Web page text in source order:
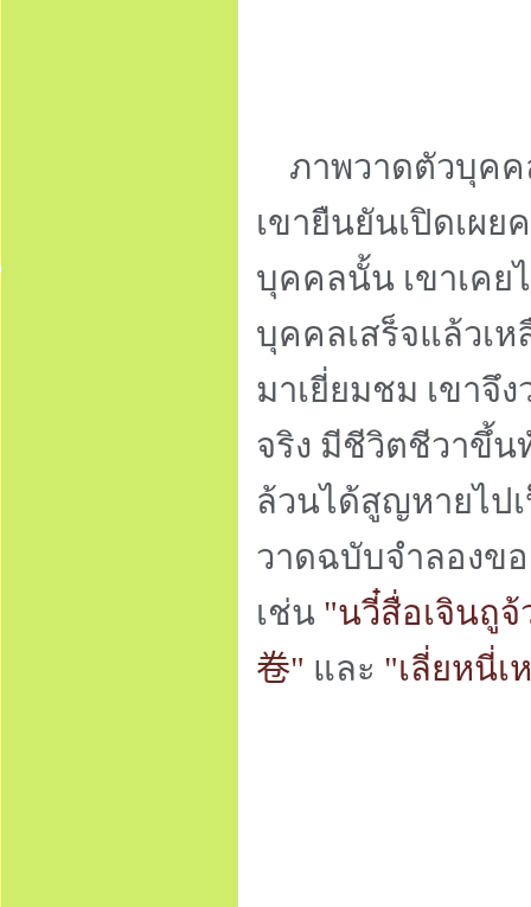
ภาพวาดตัวบุคค
เขายืนยันเปิดเผ
บุคคลนั้น เขาเคย
บุคคลเสร็จแล้วเห
มาเยี่ยมชม เขาจึ
จริง มีชีวิตชีวาขึ้น
ล้วนได้สูญหายไป
วาดฉบับจำลองข
เช่น "นวี๋สื่อเจินถูจ้
卷" และ "เลี่ยหนี่เ